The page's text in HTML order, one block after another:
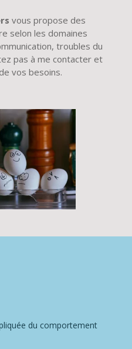
vous propose des
selon les domaines
troubles du
pas à me contacter et
vos besoins.
du comportement